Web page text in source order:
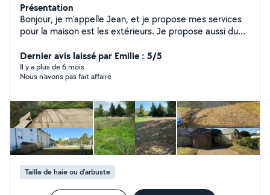
Présentation
Bonjour, je m'appelle Jean, et je propose mes services
pour la maison est les extérieurs. Je propose aussi du
de répondre à vos demandes.
Dernier avis laissé par Emilie : 5/5
Il y a plus de 6 mois
Nous n'avons pas fait affaire
Taille de haie ou d'arbuste